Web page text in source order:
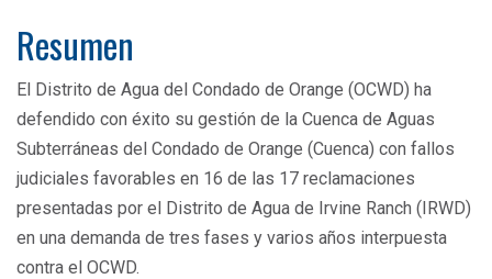
Resumen
El Distrito de Agua del Condado de Orange (OCWD) ha
defendido con éxito su gestión de la Cuenca de Aguas
Subterráneas del Condado de Orange (Cuenca) con fallos
judiciales favorables en 16 de las 17 reclamaciones
presentadas por el Distrito de Agua de Irvine Ranch (IRWD)
en una demanda de tres fases y varios años interpuesta
contra el OCWD.